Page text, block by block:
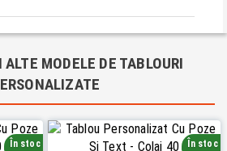
ALTE MODELE DE TABLOURI
În stoc În stoc